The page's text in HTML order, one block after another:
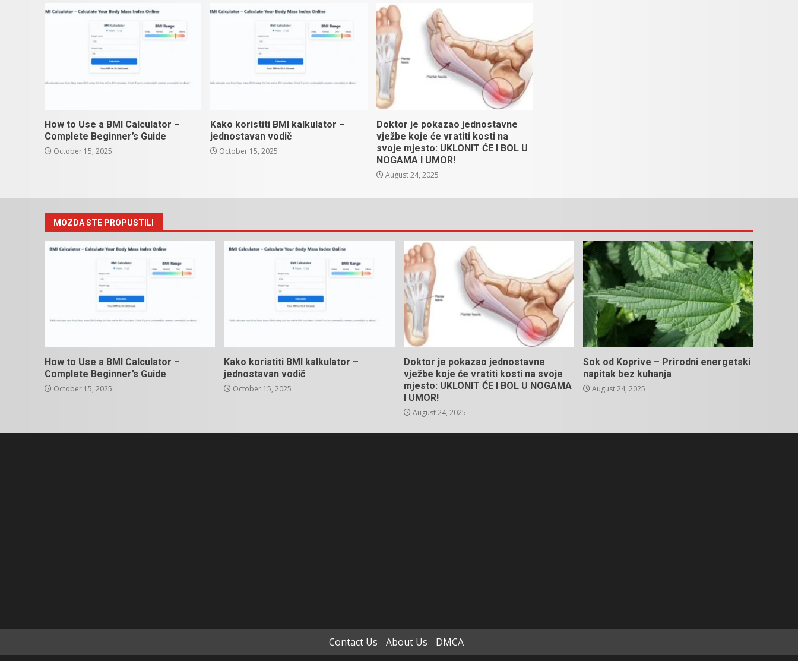
How to Use a BMI Calculator –
Complete Beginner’s Guide
October 15, 2025
Kako koristiti BMI kalkulator –
jednostavan vodič
October 15, 2025
Doktor je pokazao jednostavne
vježbe koje će vratiti kosti na
svoje mjesto: UKLONIT ĆE I BOL U
NOGAMA I UMOR!
August 24, 2025
MOZDA STE PROPUSTILI
How to Use a BMI Calculator –
Complete Beginner’s Guide
October 15, 2025
Kako koristiti BMI kalkulator –
jednostavan vodič
October 15, 2025
Doktor je pokazao jednostavne
vježbe koje će vratiti kosti na svoje
mjesto: UKLONIT ĆE I BOL U NOGAMA
I UMOR!
August 24, 2025
Sok od Koprive – Prirodni energetski
napitak bez kuhanja
August 24, 2025
Contact Us About Us DMCA